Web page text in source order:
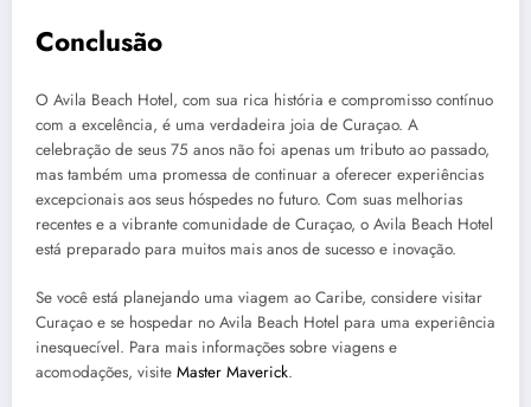
Conclusão
O Avila Beach Hotel, com sua rica história e compromisso contínuo
com a excelência, é uma verdadeira joia de Curaçao. A
celebração de seus 75 anos não foi apenas um tributo ao passado,
mas também uma promessa de continuar a oferecer experiências
excepcionais aos seus hóspedes no futuro. Com suas melhorias
recentes e a vibrante comunidade de Curaçao, o Avila Beach Hotel
está preparado para muitos mais anos de sucesso e inovação.
Se você está planejando uma viagem ao Caribe, considere visitar
Curaçao e se hospedar no Avila Beach Hotel para uma experiência
inesquecível. Para mais informações sobre viagens e
acomodações, visite Master Maverick.